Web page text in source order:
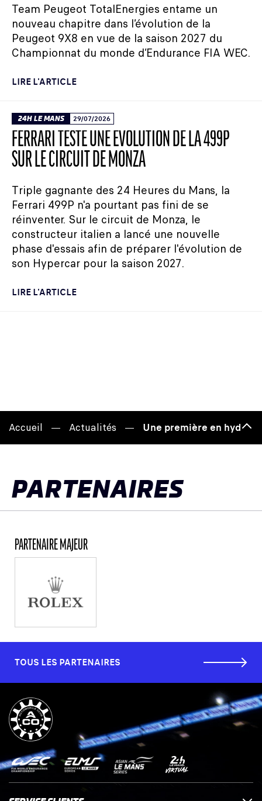
Team Peugeot TotalEnergies entame un
nouveau chapitre dans l’évolution de la
Peugeot 9X8 en vue de la saison 2027 du
Championnat du monde d’Endurance FIA WEC.
LIRE L'ARTICLE
24H LE MANS 29/07/2026
FERRARI TESTE UNE ÉVOLUTION DE LA 499P
SUR LE CIRCUIT DE MONZA
Triple gagnante des 24 Heures du Mans, la
Ferrari 499P n'a pourtant pas fini de se
réinventer. Sur le circuit de Monza, le
constructeur italien a lancé une nouvelle
phase d'essais afin de préparer l'évolution de
son Hypercar pour la saison 2027.
LIRE L'ARTICLE
Accueil Actualités Une première en
de
PARTENAIRES
PARTENAIRE MAJEUR
TOUS LES PARTENAIRES